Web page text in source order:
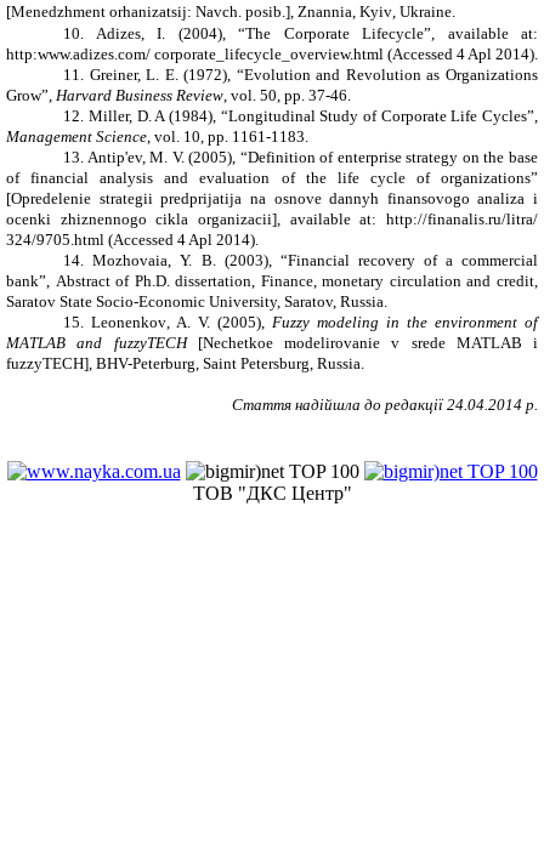
[Menedzhment orhanizatsij: Navch. posib.] Znannia Kyiv Ukraine.
10. Adizes, I. (2004),“The Corporate Lifecycle”, available at:
http:www.adizes.com/ corporate_lifecycle_overview.html (Accessed 4 Apl 2014)
11. Greiner, L. E. (1972) “Evolution and Revolution as Organizations
Grow” Harvard Business Review , vol. 50, pp. 37-46
12. Miller, D. A (1984), “Longitudinal Study of Corporate Life Cycles”
Management Science , vol. 10, pp. 1161-1183.
13. Antip'ev, M. V. (2005) “Definition of enterprise strategy on the base
of financial analysis and evaluation of the life cycle of organizations”
[Opredelenie strategii predprijatija na osnove dannyh finansovogo analiza i
ocenki zhiznennogo cikla organizacii], available at: http://finanalis.ru/litra/
324/9705.html (Accessed 4 Apl 2014)
14. Mozhovaia, Y. B. (2003), “Financial recovery of a commercial
bank”
Abstract of Ph.D. dissertation, Finance, monetary circulation and credit,
Saratov State Socio-Economic University, Saratov, Russia
15. Leonenkov A. V.(2005), Fuzzy modeling in the environment of
MATLAB and fuzzyTECH[Nechetkoe modelirovanie v srede MATLAB i
fuzzyTECH], BHV-Peterburg Saint Petersburg, Russia
Стаття надійшла до редакції 24 .04 .2014 р.
ТОВ "ДКС Центр"